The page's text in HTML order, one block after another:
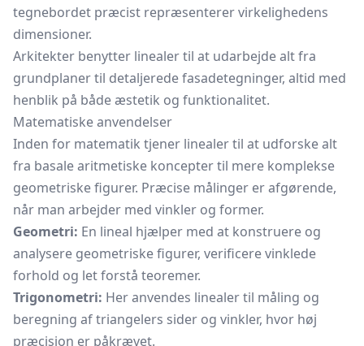
tegnebordet præcist repræsenterer virkelighedens
dimensioner.
Arkitekter benytter linealer til at udarbejde alt fra
grundplaner til detaljerede fasadetegninger, altid med
henblik på både æstetik og funktionalitet.
Matematiske anvendelser
Inden for matematik tjener linealer til at udforske alt
fra basale aritmetiske koncepter til mere komplekse
geometriske figurer. Præcise målinger er afgørende,
når man arbejder med vinkler og former.
Geometri: En lineal hjælper med at konstruere og
analysere geometriske figurer, verificere vinklede
forhold og let forstå teoremer.
Trigonometri: Her anvendes linealer til måling og
beregning af triangelers sider og vinkler, hvor høj
præcision er påkrævet.